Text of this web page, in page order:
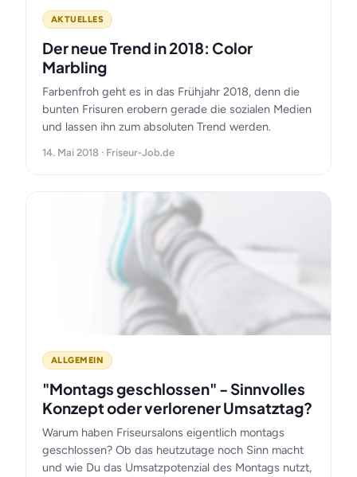
AKTUELLES
Der neue Trend in 2018: Color
Marbling
Farbenfroh geht es in das Frühjahr 2018, denn die
bunten Frisuren erobern gerade die sozialen Medien
und lassen ihn zum absoluten Trend werden.
14. Mai 2018 · Friseur-Job.de
ALLGEMEIN
"Montags geschlossen" - Sinnvolles
Konzept oder verlorener Umsatztag?
Warum haben Friseursalons eigentlich montags
geschlossen? Ob das heutzutage noch Sinn macht
und wie Du das Umsatzpotenzial des Montags nutzt,